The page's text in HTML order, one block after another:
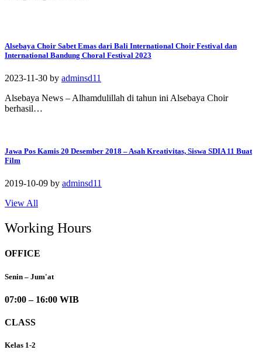
Alsebaya Choir Sabet Emas dari Bali International Choir Festival dan
International Bandung Choral Festival 2023
2023-11-30 by adminsd11
Alsebaya News – Alhamdulillah di tahun ini Alsebaya Choir
berhasil…
Jawa Pos Kamis 20 Desember 2018 – Asah Kreativitas, Siswa SDIA 11 Buat
Film
2019-10-09 by adminsd11
View All
Working Hours
OFFICE
Senin – Jum'at
07:00 – 16:00 WIB
CLASS
Kelas 1-2